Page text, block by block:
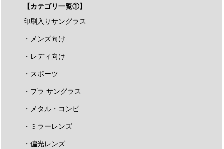
【カテゴリ一覧①】
印刷入りサングラス
・メンズ向け
・レディ向け
・スポーツ
・プラ サングラス
・メタル・コンビ
・ミラーレンズ
・偏光レンズ